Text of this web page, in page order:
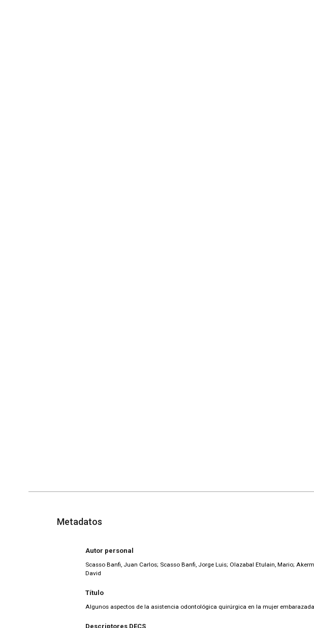
Metadatos
Autor personal
Scasso Banfi, Juan Carlos; Scasso Banfi, Jorge Luis; Olazabal Etulain, Mario;
David
Título
Algunos aspectos de la asistencia odontológica quirúrgica en la mujer embarazada
Descriptores DECS